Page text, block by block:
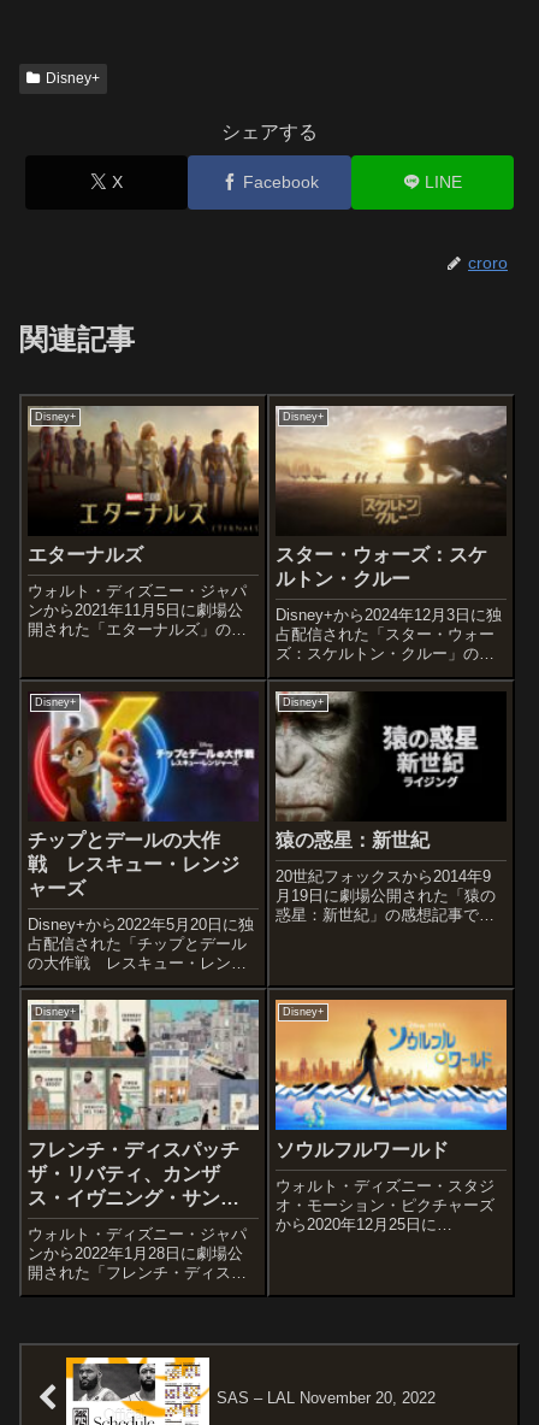
Disney+
シェアする
X Facebook LINE
croro
関連記事
Disney+
エターナルズ
ウォルト・ディズニー・ジャパ
ンから2021年11月5日に劇場公
開された「エターナルズ」の感
第26作目となる作品です。オス
スメ度あらすじ＆予告編遥か太
古、絶対的存在であるセレステ
ィア...
Disney+
スター・ウォーズ：スケ
ルトン・クルー
Disney+から2024年12月3日に独
占配信された「スター・ウォー
ズ：スケルトン・クルー」の感
想記事です。オススメ度あらす
じ＆予告編平和な惑星で、ジェ
ダイに憧れる少年と、毎日が退
屈な少女の“４人の子どもた
ち”が、ある日突然、未知の銀河
へ...
Disney+
チップとデールの大作
戦 レスキュー・レンジ
ャーズ
Disney+から2022年5月20日に独
占配信された「チップとデール
の大作戦 レスキュー・レンジ
ャーズ」の感想記事です。ディ
ズニーの人気キャラクター、シ
マリスのチップとデールを主人
公に描いた長編映画で、アニメ
シリーズ「チップとデールの大
作...
Disney+
猿の惑星：新世紀
20世紀フォックスから2014年9
月19日に劇場公開された「猿の
惑星：新世紀」の感想記事で
星：創世記(ジェネシス)」(2011)
の続編作品です。オススメ...
Disney+
フレンチ・ディスパッチ
ザ・リバティ、カンザ
ス・イヴニング・サン別
冊
ウォルト・ディズニー・ジャパ
ンから2022年1月28日に劇場公
開された「フレンチ・ディスパ
ッチ」の感想記事です。オスス
ンチ・ディスパッチ」誌の編集
部。才能豊かな記者たちが、
様々なテー...
Disney+
ソウルフルワールド
ウォルト・ディズニー・スタジ
オ・モーション・ピクチャーズ
から2020年12月25日に
は、同年に上映する『2分の1の
イ...
SAS – LAL November 20, 2022